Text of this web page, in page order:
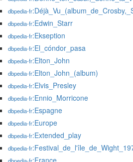
dbpedia-fr
dbpedia-fr:Edwin_Starr
dbpedia-fr:Ekseption
dbpedia-fr:El_cóndor_pasa
dbpedia-fr:Elton_John
dbpedia-fr:Elton_John_(album)
dbpedia-fr:Elvis_Presley
dbpedia-fr:Ennio_Morricone
dbpedia-fr:Espagne
dbpedia-fr:Europe
dbpedia-fr:Extended_play
dbpedia-fr
:France